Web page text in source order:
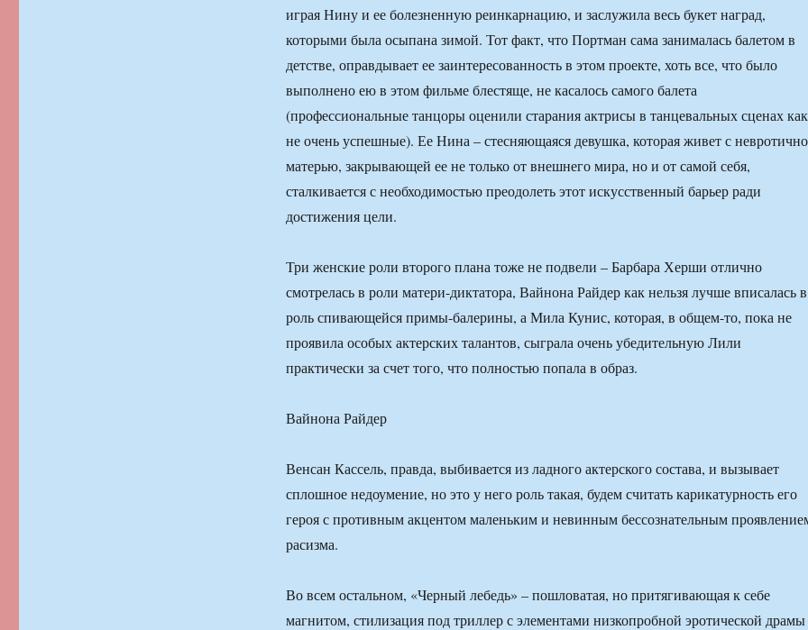
играя Нину и ее болезненную реинкарнацию, и заслужила весь букет наград,
которыми была осыпана зимой. Тот факт, что Портман сама занималась балетом в
детстве, оправдывает ее заинтересованность в этом проекте, хоть все, что было
выполнено ею в этом фильме блестяще, не касалось самого балета
(профессиональные танцоры оценили старания актрисы в танцевальных сценах как
не очень успешные). Ее Нина – стесняющаяся девушка, которая живет с
матерью, закрывающей ее не только от внешнего мира, но и от самой себя,
сталкивается с необходимостью преодолеть этот искусственный барьер ради
достижения цели.
Три женские роли второго плана тоже не подвели – Барбара Херши отлично
смотрелась в роли матери-диктатора, Вайнона Райдер как нельзя лучше вписалась в
роль спивающейся примы-балерины, а Мила Кунис, которая, в общем-то, пока не
проявила особых актерских талантов, сыграла очень убедительную Лили
практически за счет того, что полностью попала в образ.
Вайнона Райдер
Венсан Кассель, правда, выбивается из ладного актерского состава, и вызывает
сплошное недоумение, но это у него роль такая, будем считать карикатурность его
героя с противным акцентом маленьким и невинным бессознательным
расизма.
Во всем остальном, «Черный лебедь» – пошловатая, но притягивающая к себе
магнитом, стилизация под триллер с элементами низкопробной эротической